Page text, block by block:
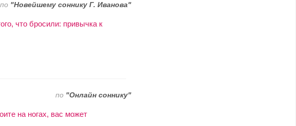
"Новейшему соннику Г. Иванова"
что бросили: привычка к
по "Онлайн соннику"
на ногах, вас может